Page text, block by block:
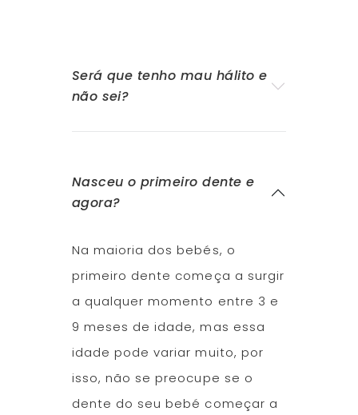
Será que tenho mau hálito e
não sei?
Nasceu o primeiro dente e
agora?
Na maioria dos bebés, o
primeiro dente começa a surgir
a qualquer momento entre 3 e
9 meses de idade, mas essa
idade pode variar muito, por
isso, não se preocupe se o
dente do seu bebé começar a